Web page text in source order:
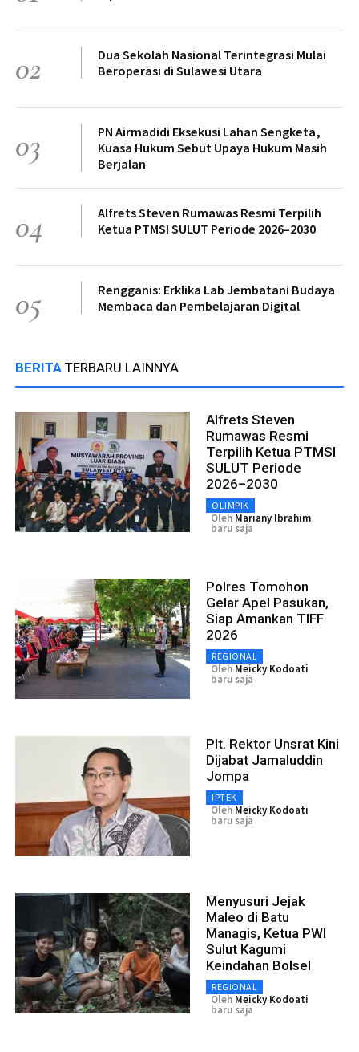
02
Dua Sekolah Nasional Terintegrasi Mulai
Beroperasi di Sulawesi Utara
03
PN Airmadidi Eksekusi Lahan Sengketa,
Kuasa Hukum Sebut Upaya Hukum Masih
Berjalan
04
Alfrets Steven Rumawas Resmi Terpilih
Ketua PTMSI SULUT Periode 2026–2030
05
Rengganis: Erklika Lab Jembatani Budaya
Membaca dan Pembelajaran Digital
BERITA TERBARU LAINNYA
Alfrets Steven
Rumawas Resmi
Terpilih Ketua PTMSI
SULUT Periode
2026–2030
OLIMPIK
Oleh Mariany Ibrahim
baru saja
Polres Tomohon
Gelar Apel Pasukan,
Siap Amankan TIFF
2026
REGIONAL
Oleh Meicky Kodoati
baru saja
Plt. Rektor Unsrat Kini
Dijabat Jamaluddin
Jompa
IPTEK
Oleh Meicky Kodoati
baru saja
Menyusuri Jejak
Maleo di Batu
Managis, Ketua PWI
Sulut Kagumi
Keindahan Bolsel
REGIONAL
Oleh Meicky Kodoati
baru saja